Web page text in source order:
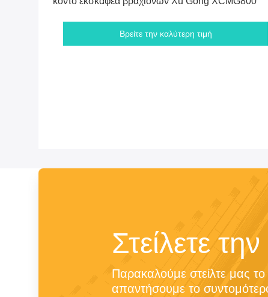
Βρείτε την καλύτερη τιμή
Στείλετε
Παρακαλούμε στείλτε μας
απαντήσουμε το